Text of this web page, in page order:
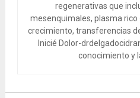
regenerativas que
mesenquimales, plasma
crecimiento, transferencias
Inicié Dolor-
conocimiento y